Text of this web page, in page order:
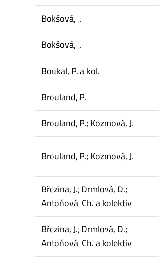
Bokšová, J.
Bokšová, J.
Boukal, P. a kol.
Brouland, P.
Brouland, P.; Kozmová, J.
Brouland, P.; Kozmová, J.
Březina, J.; Drmlová, D.;
Antoňová, Ch. a kolektiv
Březina, J.; Drmlová, D.;
Antoňová, Ch. a kolektiv